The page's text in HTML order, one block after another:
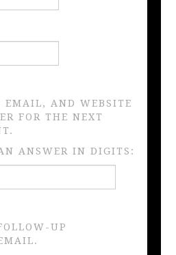
EMAIL, AND WEBSITE
FOR THE NEXT
ANSWER IN DIGITS:
UP